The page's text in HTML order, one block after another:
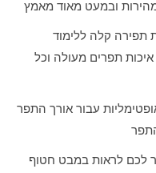
ובמעט מאוד מאמץ
תפירה קלה ללימוד
תפרים מעולה וכל
עבור אורך התפר
לכם לראות במבט חטוף